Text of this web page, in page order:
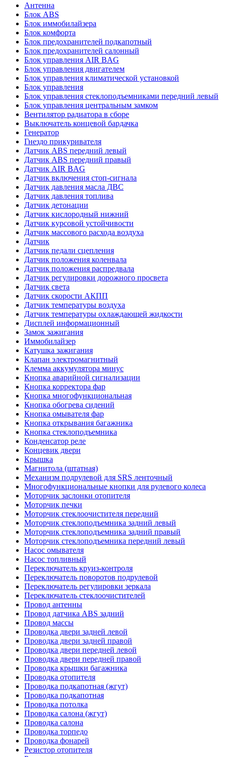
Антенна
Блок ABS
Блок иммобилайзера
Блок комфорта
Блок предохранителей подкапотный
Блок предохранителей салонный
Блок управления AIR BAG
Блок управления двигателем
Блок управления климатической установкой
Блок управления
Блок управления стеклоподъемниками передний левый
Блок управления центральным замком
Вентилятор радиатора в сборе
Выключатель концевой бардачка
Генератор
Гнездо прикуривателя
Датчик ABS передний левый
Датчик ABS передний правый
Датчик AIR BAG
Датчик включения стоп-сигнала
Датчик давления масла ДВС
Датчик давления топлива
Датчик детонации
Датчик кислородный нижний
Датчик курсовой устойчивости
Датчик массового расхода воздуха
Датчик
Датчик педали сцепления
Датчик положения коленвала
Датчик положения распредвала
Датчик регулировки дорожного просвета
Датчик света
Датчик скорости АКПП
Датчик температуры воздуха
Датчик температуры охлаждающей жидкости
Дисплей информационный
Замок зажигания
Иммобилайзер
Катушка зажигания
Клапан электромагнитный
Клемма аккумулятора минус
Кнопка аварийной сигнализации
Кнопка корректора фар
Кнопка многофункциональная
Кнопка обогрева сидений
Кнопка омывателя фар
Кнопка открывания багажника
Кнопка стеклоподъемника
Конденсатор реле
Концевик двери
Крышка
Магнитола (штатная)
Механизм подрулевой для SRS ленточный
Многофункциональные кнопки для рулевого колеса
Моторчик заслонки отопителя
Моторчик печки
Моторчик стеклоочистителя передний
Моторчик стеклоподъемника задний левый
Моторчик стеклоподъемника задний правый
Моторчик стеклоподъемника передний левый
Насос омывателя
Насос топливный
Переключатель круиз-контроля
Переключатель поворотов подрулевой
Переключатель регулировки зеркала
Переключатель стеклоочистителей
Провод антенны
Провод датчика ABS задний
Провод массы
Проводка двери задней левой
Проводка двери задней правой
Проводка двери передней левой
Проводка двери передней правой
Проводка крышки багажника
Проводка отопителя
Проводка подкапотная (жгут)
Проводка подкапотная
Проводка потолка
Проводка салона (жгут)
Проводка салона
Проводка торпедо
Проводка фонарей
Резистор отопителя